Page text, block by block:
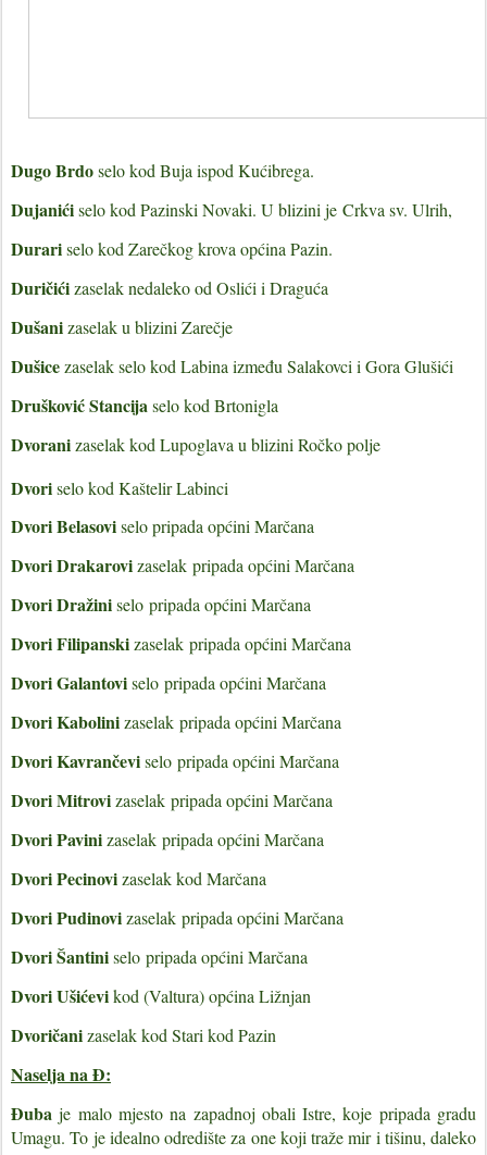
Dugo Brdoselo kod Buja ispod Kućibrega.
Dujanićiselo kod Pazinski Novaki. U blizini je Crkva sv. Ulrih,
Durariselo kod Zarečkog krova općina Pazin.
Duričićizaselak nedaleko od Oslići i Draguća
Dušanizaselak u blizini Zarečje
Dušicezaselak selo kod Labina između Salakovci i Gora Glušići
Drušković Stancijaselo kod Brtonigla
Dvoranizaselak kod Lupoglava u blizini Ročko polje
Dvoriselo kod Kaštelir Labinci
Dvori Belasoviselo pripada općini Marčana
Dvori Drakarovizaselak pripada općini Marčana
Dvori Dražiniselo pripada općini Marčana
Dvori Filipanskizaselak pripada općini Marčana
Dvori Galantoviselo pripada općini Marčana
Dvori Kabolinizaselak pripada općini Marčana
Dvori Kavrančeviselo pripada općini Marčana
Dvori Mitrovizaselak pripada općini Marčana
Dvori Pavinizaselak pripada općini Marčana
Dvori Pecinovizaselak kod Marčana
Dvori Pudinovizaselak pripada općini Marčana
Dvori Šantiniselo pripada općini Marčana
Dvori Ušićevikod (Valtura) općina Ližnjan
Dvoričanizaselak kod Stari kod Pazin
Naselja na Đ:
Đuba je malo mjesto na zapadnoj obali Istre, koje pripada gradu
Umagu. To je idealno odredište za one koji traže mir i tišinu, daleko